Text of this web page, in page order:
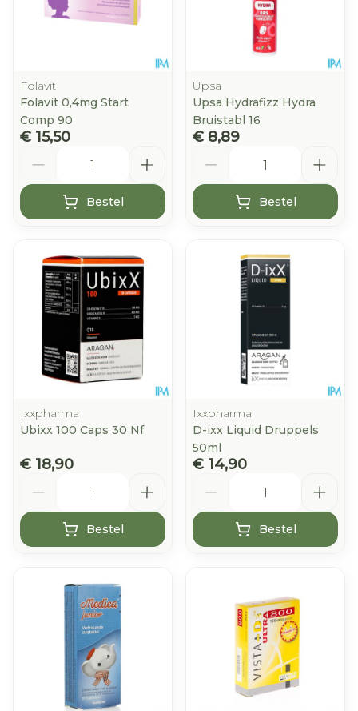
Folavit
Folavit 0,4mg Start
Comp 90
€ 15,50
Bestel
Upsa
Upsa Hydrafizz Hydra
Bruistabl 16
€ 8,89
Bestel
Ixxpharma
Ubixx 100 Caps 30 Nf
€ 18,90
Bestel
Ixxpharma
D-ixx Liquid Druppels
50ml
€ 14,90
Bestel